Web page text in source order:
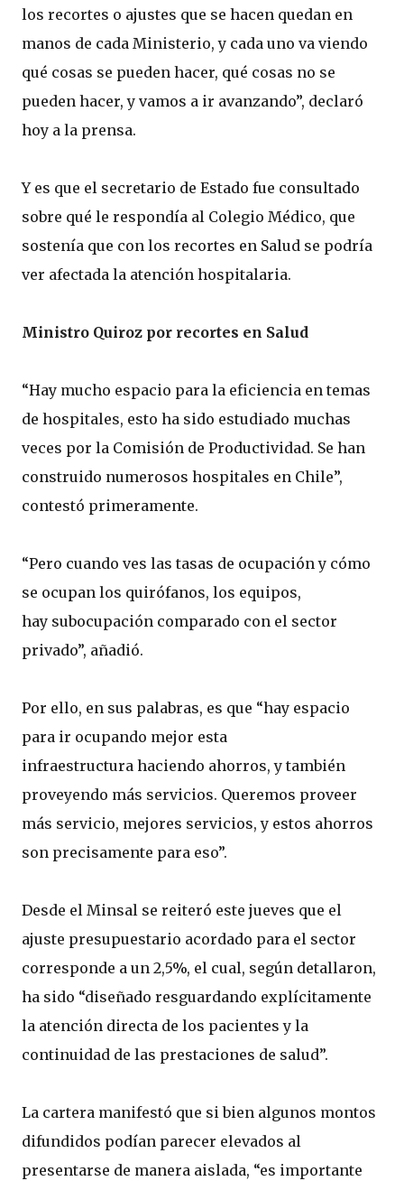
los recortes o ajustes que se hacen quedan en
manos de cada Ministerio, y cada uno va viendo
qué cosas se pueden hacer, qué cosas no se
pueden hacer, y vamos a ir avanzando”, declaró
hoy a la prensa.
Y es que el secretario de Estado fue consultado
sobre qué le respondía al Colegio Médico, que
sostenía que con los recortes en Salud se podría
ver afectada la atención hospitalaria.
Ministro Quiroz por recortes en Salud
“Hay mucho espacio para la eficiencia en temas
de hospitales, esto ha sido estudiado muchas
veces por la Comisión de Productividad. Se han
construido numerosos hospitales en Chile”,
contestó primeramente.
“Pero cuando ves las tasas de ocupación y cómo
se ocupan los quirófanos, los equipos,
hay subocupación comparado con el sector
privado”, añadió.
Por ello, en sus palabras, es que “hay espacio
para ir ocupando mejor esta
infraestructura haciendo ahorros, y también
proveyendo más servicios. Queremos proveer
más servicio, mejores servicios, y estos ahorros
son precisamente para eso”.
Desde el Minsal se reiteró este jueves que el
ajuste presupuestario acordado para el sector
corresponde a un 2,5%, el cual, según detallaron,
ha sido “diseñado resguardando explícitamente
la atención directa de los pacientes y la
continuidad de las prestaciones de salud”.
La cartera manifestó que si bien algunos montos
difundidos podían parecer elevados al
presentarse de manera aislada, “es importante